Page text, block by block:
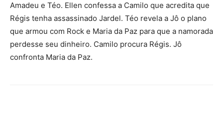
Amadeu e Téo. Ellen confessa a Camilo que acredita que
Régis tenha assassinado Jardel. Téo revela a Jô o plano
que armou com Rock e Maria da Paz para que a namorada
perdesse seu dinheiro. Camilo procura Régis. Jô
confronta Maria da Paz.